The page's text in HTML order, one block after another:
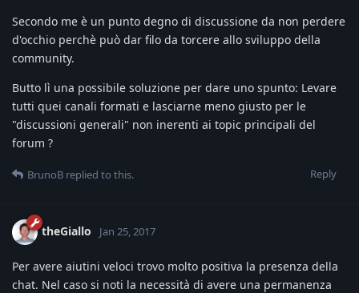
Secondo me è un punto degno di discussione da non perdere
d'occhio perchè può dar filo da torcere allo sviluppo della
community.
Butto lì una possibile soluzione per dare uno spunto: Levare
tutti quei canali formati e lasciarne meno giusto per le
"discussioni generali" non inerenti ai topic principali del
forum ?
Reply
BrunoB replied to this.
theGiallo Jan 25, 2017
Per avere aiutini veloci trovo molto positiva la presenza della
chat. Nel caso si noti la necessità di avere una permanenza